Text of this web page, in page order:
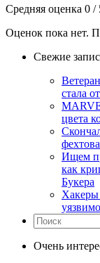
Средняя оценка 0 /
Оценок пока нет.
Свежие
стала
цвета
Ищем
как
Букера
Хакеры
Очень